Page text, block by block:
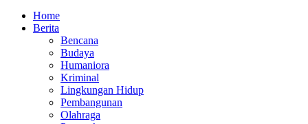
Home
Berita
Bencana
Budaya
Humaniora
Kriminal
Lingkungan Hidup
Pembangunan
Olahraga